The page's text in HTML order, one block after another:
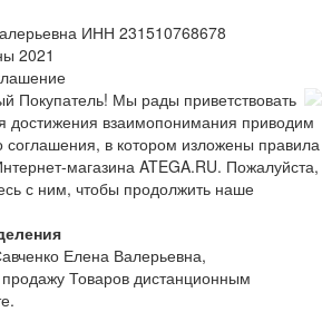
ИНН 231510768678
2021
Покупатель! Мы рады приветствовать
достижения взаимопонимания приводим
соглашения, в котором изложены правила
магазина ATEGA.RU. Пожалуйста,
с ним, чтобы продолжить наше
Елена Валерьевна,
Товаров дистанционным